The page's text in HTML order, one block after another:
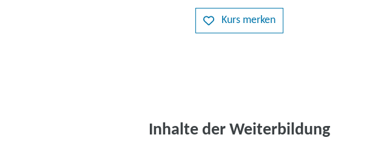
Kurs merken
Inhalte der Weiterbildung